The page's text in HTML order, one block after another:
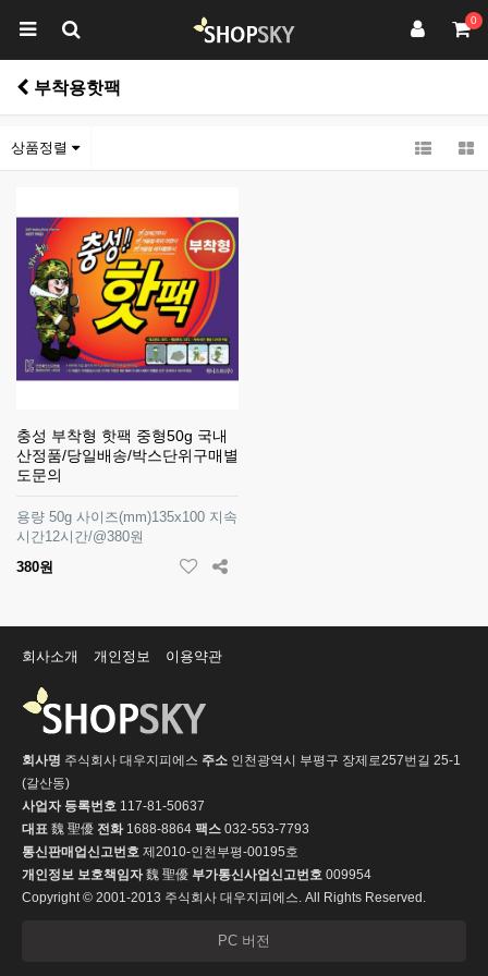
0
부착용핫팩
상품정렬
충성 부착형 핫팩 중형50g 국내
산정품/당일배송/박스단위구매별
도문의
용량 50g 사이즈(mm)135x100 지속
시간12시간/@380원
380원
회사소개 개인정보 이용약관
회사명 주식회사 대우지피에스 주소 인천광역시 부평구 장제로257번길 25-1
(갈산동)
사업자 등록번호 117-81-50637
대표 魏 聖優 전화1688-8864 팩스 032-553-7793
통신판매업신고번호 제2010-인천부평-00195호
개인정보 보호책임자魏 聖優 부가통신사업신고번호 009954
Copyright © 2001-2013 주식회사 대우지피에스. All Rights Reserved.
PC 버전